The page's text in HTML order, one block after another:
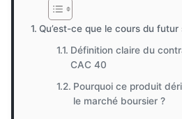
Qu’est-ce que le cours du futur
Définition claire du
CAC 40
Pourquoi ce produit
le marché boursier ?